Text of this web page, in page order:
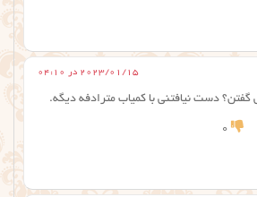
2023/01/15 در 04:10
گفتن؟ دست نیافتنی با کمیاب مترادفه دیگه.
0